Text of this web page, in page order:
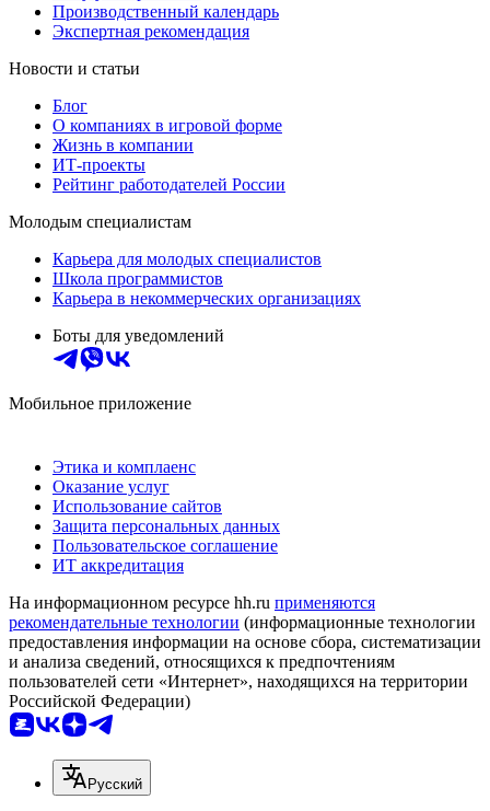
Производственный календарь
Экспертная рекомендация
Новости и статьи
Блог
О компаниях в игровой форме
Жизнь в компании
ИТ-проекты
Рейтинг работодателей России
Молодым специалистам
Карьера для молодых специалистов
Школа программистов
Карьера в некоммерческих организациях
Боты для уведомлений
Мобильное приложение
Этика и комплаенс
Оказание услуг
Использование сайтов
Защита персональных данных
Пользовательское соглашение
ИТ аккредитация
На информационном ресурсе hh.ru применяются
рекомендательные технологии (информационные технологии
предоставления информации на основе сбора, систематизации
и анализа сведений, относящихся к предпочтениям
пользователей сети «Интернет», находящихся на территории
Российской Федерации)
Русский